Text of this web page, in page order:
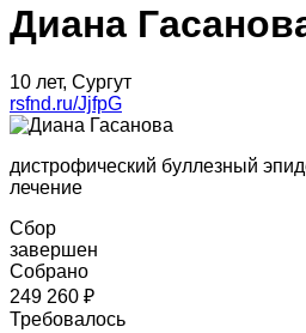
Диана
10 лет, Сургут
rsfnd.ru/JjfpG
дистрофический буллезный
лечение
Сбор
завершен
Собрано
249 260 ₽
Требовалось